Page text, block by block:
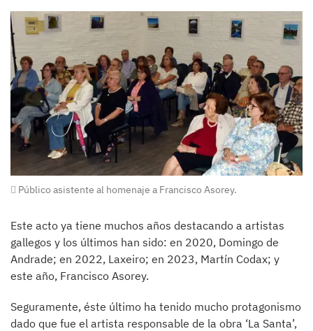
Público asistente al homenaje a Francisco Asorey.
Este acto ya tiene muchos años destacando a artistas
gallegos y los últimos han sido: en 2020, Domingo de
Andrade; en 2022, Laxeiro; en 2023, Martín Codax; y
este año, Francisco Asorey.
Seguramente, éste último ha tenido mucho protagonismo
dado que fue el artista responsable de la obra ‘La Santa’,